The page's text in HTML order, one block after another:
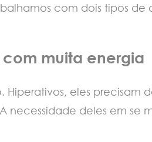
com dois tipos de
com muita energia
eles precisam
deles em se